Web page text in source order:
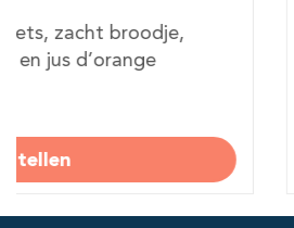
Bestaande uit 2 pistolets,
gevulde wraps , fruit, melk
Bestellen